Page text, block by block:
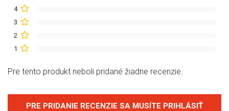
4
3
2
1
Pre tento produkt neboli pridané žiadne recenzie.
PRE PRIDANIE RECENZIE SA MUSÍTE PRIHLÁSIŤ